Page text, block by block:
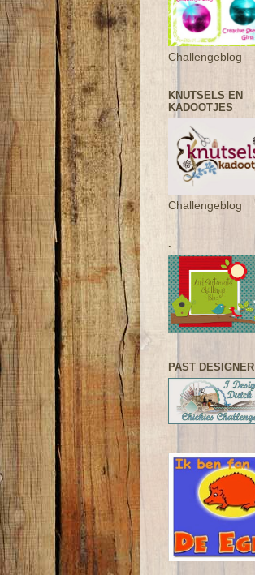
Challengeblog
KNUTSELS EN
KADOOTJES
Challengeblog
.
PAST DESIGNER